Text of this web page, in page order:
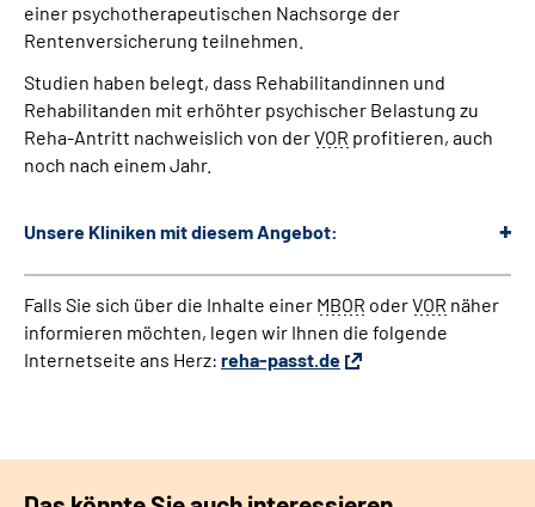
einer psychotherapeutischen Nachsorge der
Rentenversicherung teilnehmen.
Studien haben belegt, dass Rehabilitandinnen und
Rehabilitanden mit erhöhter psychischer Belastung zu
Reha-Antritt nachweislich von derVOR profitieren, auch
noch nach einem Jahr.
Unsere Kliniken mit diesem Angebot:
Falls Sie sich über die Inhalte einer MBOR oderVOR näher
informieren möchten, legen wir Ihnen die folgende
Internetseite ans Herz: reha-passt.de